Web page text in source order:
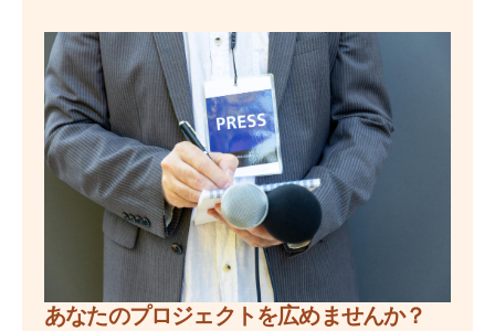
あなたのプロジェクトを広めませんか？